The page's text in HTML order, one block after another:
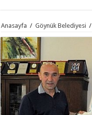
Anasayfa / Göynük Belediyesi /